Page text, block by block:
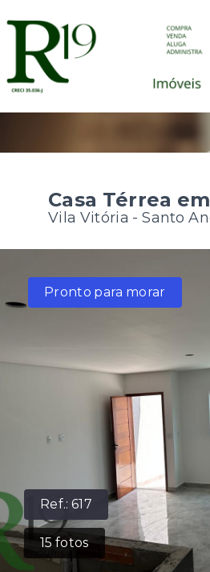
Casa Térrea
Vila Vitória - Santo
Ref.:617
15 fotos
Pronto para morar